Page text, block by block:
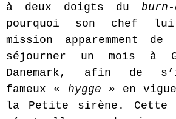
à deux doigts du
pourquoi son chef
mission apparemment
séjourner un mois à
Danemark, afin de
fameux « hygge » en
la Petite sirène. Cette